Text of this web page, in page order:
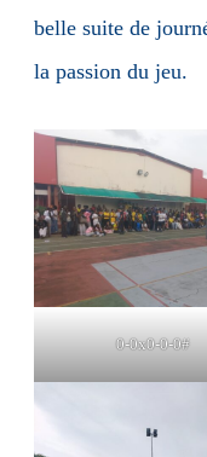
belle suite de
la passion du jeu.
0-0x0-0-0#